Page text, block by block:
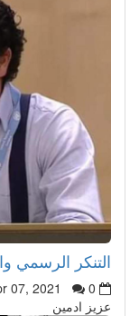
التنكر الرسمي
Apr 07, 2021
0
عزيز ادمين